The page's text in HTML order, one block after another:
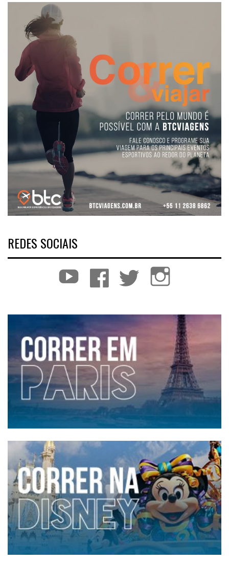
REDES SOCIAIS
YouTube Facebook Twitter